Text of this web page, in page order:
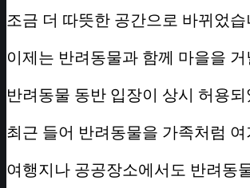
조금 더 따뜻한 공간으로 바뀌었습
이제는 반려동물과 함께 마을을
반려동물 동반 입장이 상시 허용
최근 들어 반려동물을 가족처럼
여행지나 공공장소에서도 반려동